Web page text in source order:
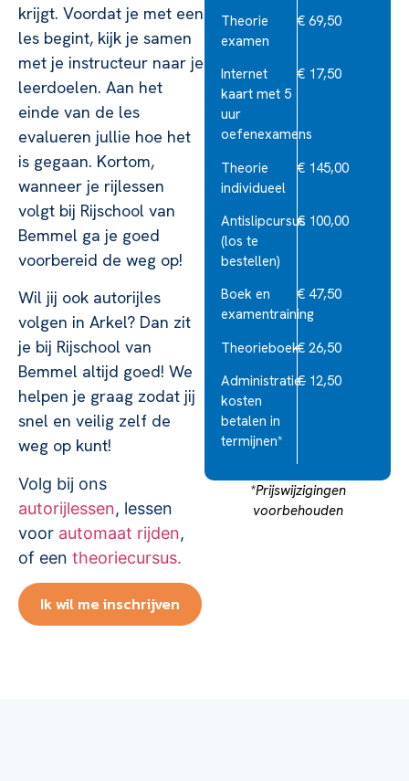
krijgt. Voordat je met een
les begint, kijk je samen
met je instructeur naar je
leerdoelen. Aan het
einde van de les
evalueren jullie hoe het
is gegaan. Kortom,
wanneer je rijlessen
volgt bij Rijschool van
Bemmel ga je goed
voorbereid de weg op!
Wil jij ook autorijles
volgen in Arkel? Dan zit
je bij Rijschool van
Bemmel altijd goed! We
helpen je graag zodat jij
snel en veilig zelf de
weg op kunt!
Volg bij ons
autorijlessen, lessen
voor automaat rijden,
of een theoriecursus.
Ik wil me inschrijven
Theorie
examen
€ 69,50
Internet
kaart met 5
uur
oefenexamens
€ 17,50
Theorie
individueel
€ 145,00
Antislipcursus
(los te
bestellen)
€ 100,00
Boek en
examentraining
€ 47,50
Theorieboek€ 26,50
Administratie-
kosten
betalen in
termijnen*
€ 12,50
*Prijswijzigingen
voorbehouden